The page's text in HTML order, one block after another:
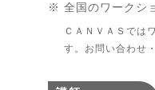
※ 全国のワークシ
ＣＡＮＶＡＳでは
す。お問い合わせ